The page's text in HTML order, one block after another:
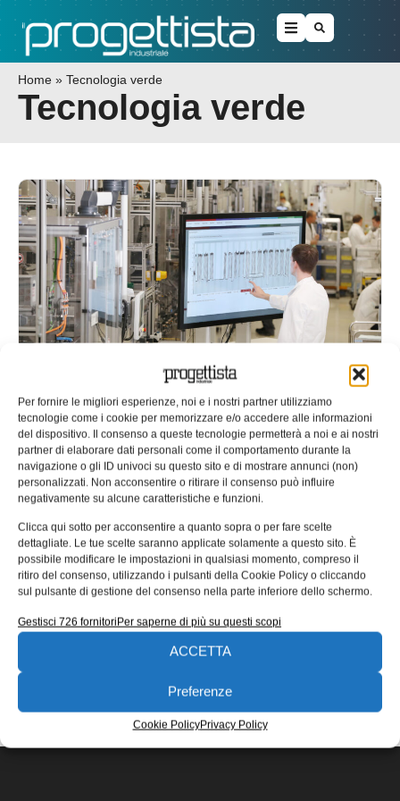
Per fornire le migliori esperienze, noi e i nostri partner utilizziamo
tecnologie come i cookie per memorizzare e/o accedere alle informazioni
del dispositivo. Il consenso a queste tecnologie permetterà a noi e ai nostri
partner di elaborare dati personali come il comportamento durante la
navigazione o gli ID univoci su questo sito e di mostrare annunci (non)
personalizzati. Non acconsentire o ritirare il consenso può influire
negativamente su alcune caratteristiche e funzioni.
Clicca qui sotto per acconsentire a quanto sopra o per fare scelte
dettagliate. Le tue scelte saranno applicate solamente a questo sito. È
possibile modificare le impostazioni in qualsiasi momento, compreso il
ritiro del consenso, utilizzando i pulsanti della Cookie Policy o cliccando
sul pulsante di gestione del consenso nella parte inferiore dello schermo.
Gestisci 726 fornitoriPer saperne di più su questi scopi
ACCETTA
Preferenze
Cookie PolicyPrivacy Policy
Home » Tecnologia verde
Tecnologia verde
Bosch punta sulla tecnologia verde
per l’industria
Bosch intende generare miliardi di fatturato con la
tecnologia verde per l’industria, supportando la
trasformazione ecologica dell’economia e della società.
Novello Brunoro 30/05/2022
EDICOLA WEB